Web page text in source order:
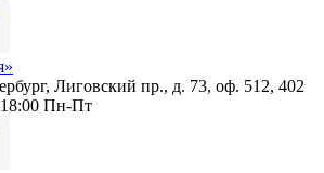
Лиговский пр., д. 73, оф. 512, 402
Пн-Пт